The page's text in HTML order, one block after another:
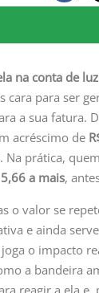
na conta de luz
cara para ser
a sua fatura.
acréscimo de
Na prática,
a mais,
o valor se
e ainda
o impacto
a bandeira